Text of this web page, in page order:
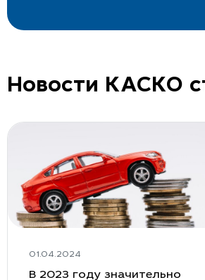
Новости КАСКО
01.04.2024
В 2023 году значительно